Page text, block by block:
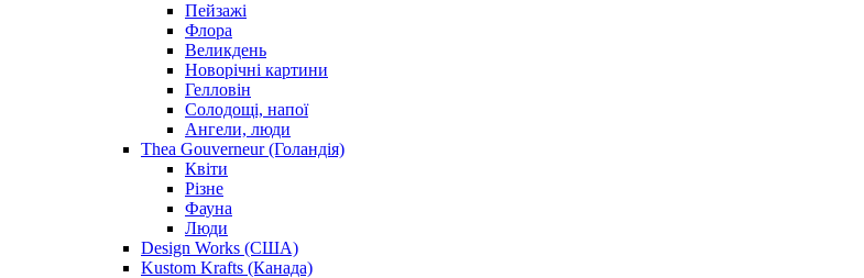
Пейзажі
Флора
Великдень
Новорічні картини
Гелловін
Солодощі, напої
Ангели, люди
Thea Gouverneur (Голандія)
Квіти
Різне
Фауна
Люди
Design Works (США)
Kustom Krafts (Канада)